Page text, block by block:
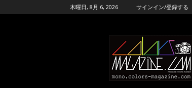
木曜日, 8月 6, 2026 サインイン/登録する